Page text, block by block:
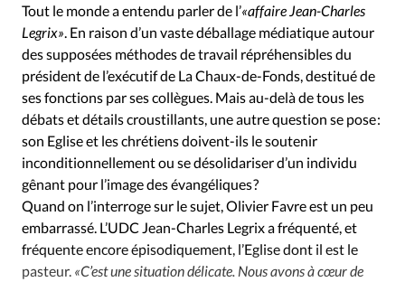
Édition: Internationale
Devise:CHF
Tous les articles
Actualité chrétienne
Actualité internationale
Chronique
Culture
Dossier
Eglises Foi Génération réveil
Monde
Opinions
Publireportage
Relations Aujourd'hui
Société
Tour du monde des Eglises
Trait d'Ixène
Vécu
Vie Intérieure
Tout le monde a entendu parler de l’«affaire Jean-Charles
Legrix» . En raison d’un vaste déballage médiatique autour
des supposées méthodes de travail répréhensibles du
président de l’exécutif de La Chaux-de-Fonds, destitué de
ses fonctions par ses collègues. Mais au-delà de tous les
débats et détails croustillants, une autre question se pose :
son Eglise et les chrétiens doivent-ils le soutenir
inconditionnellement ou se désolidariser d’un individu
gênant pour l’image des évangéliques ?
Quand on l’interroge sur le sujet, Olivier Favre est un peu
embarrassé. L’UDC Jean-Charles Legrix a fréquenté, et
fréquente encore épisodiquement, l’Eglise dont il est le
pasteur. «C’est une situation délicate. Nous avons à cœur de